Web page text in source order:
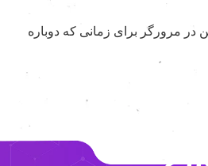
در مرورگر برای زمانی که دوباره